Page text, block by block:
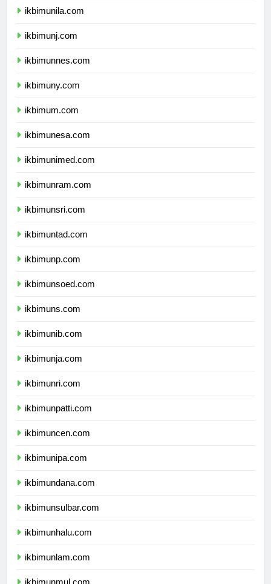
ikbimunila.com
ikbimunj.com
ikbimunnes.com
ikbimuny.com
ikbimum.com
ikbimunesa.com
ikbimunimed.com
ikbimunram.com
ikbimunsri.com
ikbimuntad.com
ikbimunp.com
ikbimunsoed.com
ikbimuns.com
ikbimunib.com
ikbimunja.com
ikbimunri.com
ikbimunpatti.com
ikbimuncen.com
ikbimunipa.com
ikbimundana.com
ikbimunsulbar.com
ikbimunhalu.com
ikbimunlam.com
ikbimunmul.com